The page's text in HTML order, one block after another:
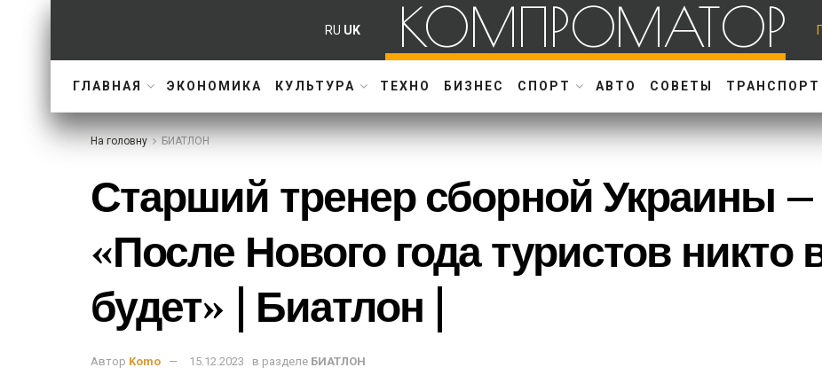
RU UK КОМПРОМАТОР
ГЛАВНАЯ ЭКОНОМИКА КУЛЬТУРА ТЕХНО БИЗНЕС СПОРТ АВТО СОВЕТЫ ТРАНСПОРТ
На головну БИАТЛОН
Старший тренер сборной Украины
«После Нового года туристов никто
будет» | Биатлон |
Автор Komo 15.12.2023 в разделе БИАТЛОН